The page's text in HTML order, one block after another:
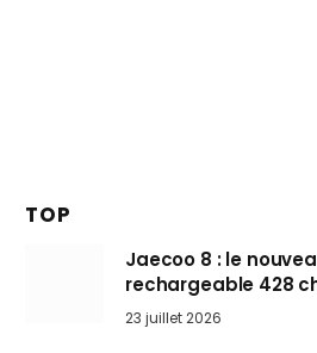
TOP
Jaecoo 8 : le
rechargeable 428
arrive en Europe cet
23 juillet 2026